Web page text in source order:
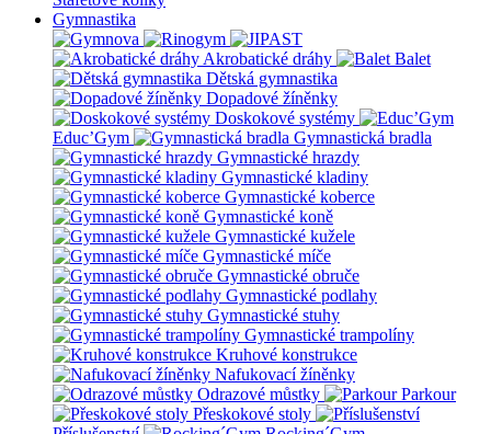
Gymnastika
Akrobatické dráhy
Balet
Dětská gymnastika
Dopadové žíněnky
Doskokové systémy
Educ’Gym
Gymnastická bradla
Gymnastické hrazdy
Gymnastické kladiny
Gymnastické koberce
Gymnastické koně
Gymnastické kužele
Gymnastické míče
Gymnastické obruče
Gymnastické podlahy
Gymnastické stuhy
Gymnastické trampolíny
Kruhové konstrukce
Nafukovací žíněnky
Odrazové můstky
Parkour
Přeskokové stoly